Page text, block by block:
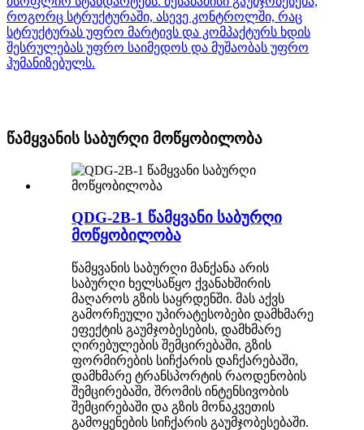
წამყვანის საბურღი მოწყობილობა
QDG-2B-1 წამყვანი საბურღი
მოწყობილობა
წამყვანის საბურღი მანქანა არის
საბურღი ხელსაწყო ქვანახშირის
მაღაროს გზის საყრდენში. მას აქვს
გამორჩეული უპირატესობები დამხმარე
ეფექტის გაუმჯობესების, დამხმარე
ღირებულების შემცირებაში, გზის
ფორმირების სიჩქარის დაჩქარებაში,
დამხმარე ტრანსპორტის რაოდენობის
შემცირებაში, შრომის ინტენსივობის
შემცირებაში და გზის მონაკვეთის
გამოყენების სიჩქარის გაუმჯობესებაში.